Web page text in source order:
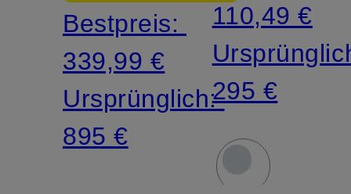
Bestpreis:
339,99 €
Ursprünglich:
895 €
110,49 €
295 €